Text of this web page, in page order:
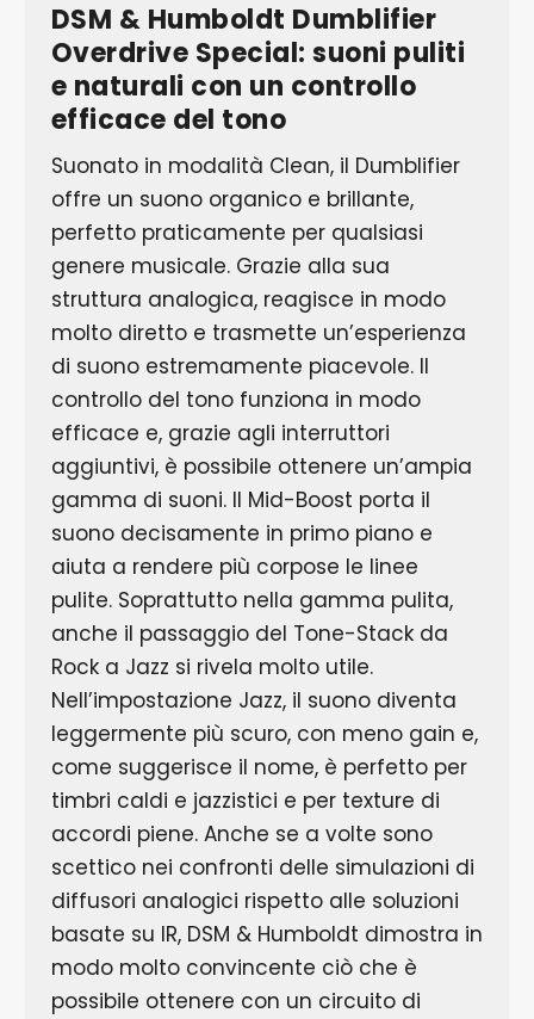
DSM & Humboldt Dumblifier
Overdrive Special: suoni puliti
e naturali con un controllo
efficace del tono
Suonato in modalità Clean, il Dumblifier
offre un suono organico e brillante,
perfetto praticamente per qualsiasi
genere musicale. Grazie alla sua
struttura analogica, reagisce in modo
molto diretto e trasmette un’esperienza
di suono estremamente piacevole. Il
controllo del tono funziona in modo
efficace e, grazie agli interruttori
aggiuntivi, è possibile ottenere un’ampia
gamma di suoni. Il Mid-Boost porta il
suono decisamente in primo piano e
aiuta a rendere più corpose le linee
pulite. Soprattutto nella gamma pulita,
anche il passaggio del Tone-Stack da
Rock a Jazz si rivela molto utile.
Nell’impostazione Jazz, il suono diventa
leggermente più scuro, con meno gain e,
come suggerisce il nome, è perfetto per
timbri caldi e jazzistici e per texture di
accordi piene. Anche se a volte sono
scettico nei confronti delle simulazioni di
diffusori analogici rispetto alle soluzioni
basate su IR, DSM & Humboldt dimostra in
modo molto convincente ciò che è
possibile ottenere con un circuito di